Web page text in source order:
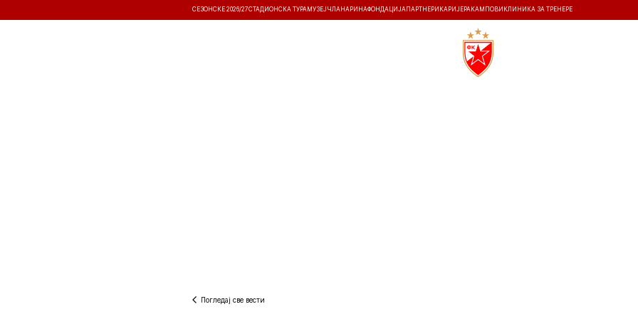
СЕЗОНСКЕ 2026/27СТАДИОНСКА ТУРА МУЗЕЈ ЧЛАНАРИНАФОНДАЦИЈА ПАРТНЕРИ КАРИЈЕРА КАМПОВИ КЛИНИКА ЗА ТРЕНЕРЕ
Погледај све вести